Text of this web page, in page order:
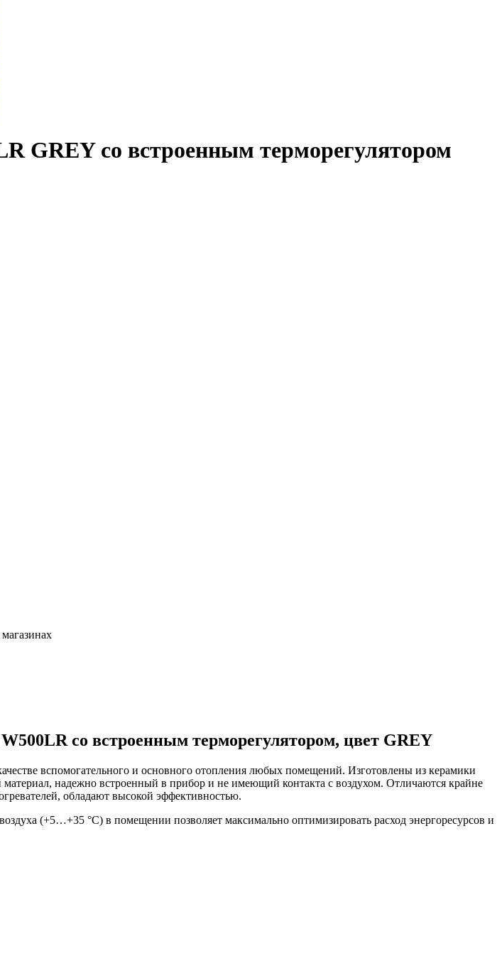
GREY со встроенным терморегулятором
со встроенным терморегулятором, цвет GREY
вспомогательного и основного отопления любых помещений. Изготовлены из керамики
материал, надежно встроенный в прибор и не имеющий контакта с воздухом. Отличаются крайне
обладают высокой эффективностью.
(+5…+35 °С) в помещении позволяет максимально оптимизировать расход энергоресурсов и